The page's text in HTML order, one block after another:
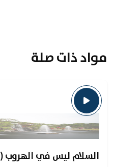
مواد ذات صلة
السلام ليس في الهروب (1/2)